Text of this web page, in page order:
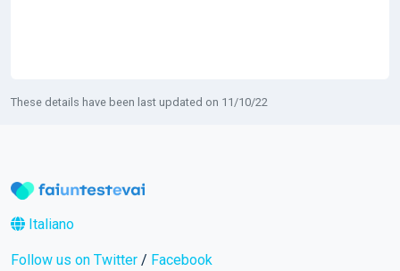
These details have been last updated on 11/10/22
Italiano
Follow us on Twitter / Facebook